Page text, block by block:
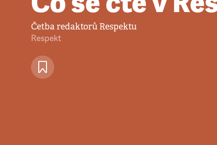
Četba redaktorů Respektu
Respekt